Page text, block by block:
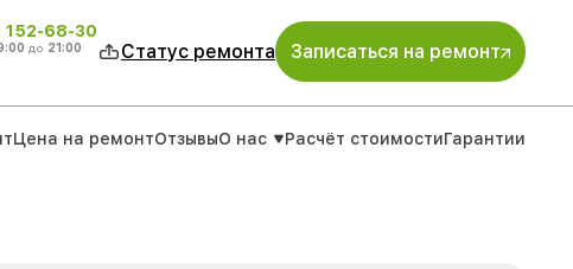
152-68-30
до 21:00 Статус ремонта Записаться на ремонт
Цена на ремонтОтзывыО нас Расчёт стоимостиГарантии